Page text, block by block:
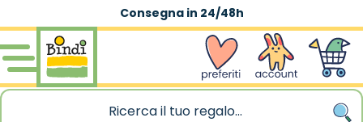
Consegna in 24/48h
Salta al contenuto
wishlist Account Carrello